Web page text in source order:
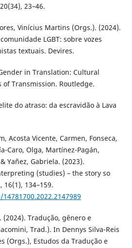
23–46.
Vinícius Martins (Orgs.). (2024).
LGBT: sobre vozes
textuais. Devires.
in Translation: Cultural
Transmission. Routledge.
do atraso: da escravidão à Lava
Acosta Vicente, Carmen, Fonseca,
Caro, Olga, Martínez-Pagán,
Yañez, Gabriela. (2023).
(studies) – the story so
134–159.
(2024). Tradução, gênero e
Trad.). In Dennys Silva-Reis
(Orgs.), Estudos da Tradução e